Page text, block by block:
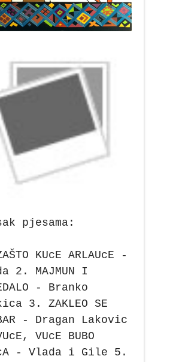
pjesama:
KUcE ARLAUcE -
2. MAJMUN I
- Branko
3. ZAKLEO SE
- Dragan Lakovic
VUcE BUBO
- Vlada i Gile 5.